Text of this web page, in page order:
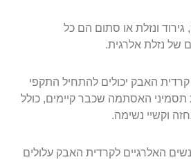
ונזלת או סתום הם כל
של נזלת אלרגית.
האבק יכולים להתחיל התקפי
האסתמה שכבר קיימים, כולל
וקשיי נשימה.
האלרגיים לקרדית האבק עלולים